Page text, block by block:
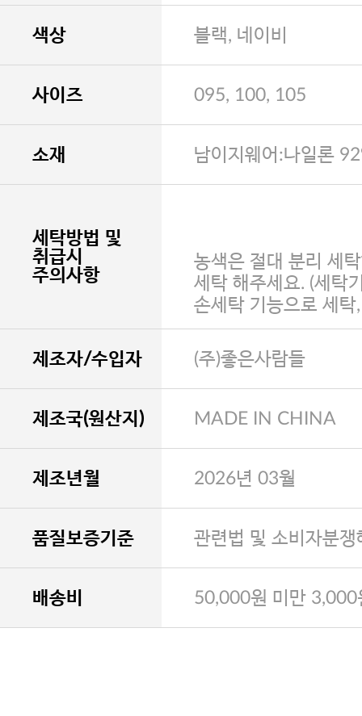
색상 블랙, 네이비
사이즈 095, 100, 105
소재 남이지웨어:나일론
세탁방법 및
취급시
주의사항
농색은 절대 분리 세
세탁 해주세요. (세탁
손세탁 기능으로 세탁
제조자/수입자 (주)좋은사람들
제조국(원산지) MADE IN CHINA
제조년월 2026년 03월
품질보증기준 관련법 및 소비자분
배송비 50,000원 미만 3,000